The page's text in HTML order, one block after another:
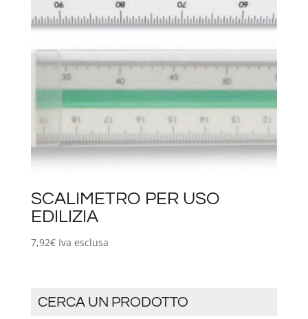
SCALIMETRO PER USO
EDILIZIA
7,92€ Iva esclusa
CERCA UN PRODOTTO